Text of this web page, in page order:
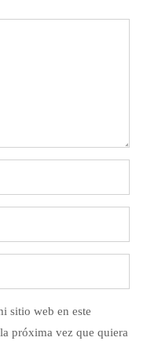
sitio web en este
próxima vez que quiera